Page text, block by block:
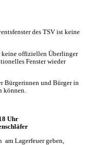
des TSV ist keine
keine offiziellen Überlinger
Fenster wieder
Bürgerinnen und Bürger in
können.
Uhr
Lagerfeuer geben,